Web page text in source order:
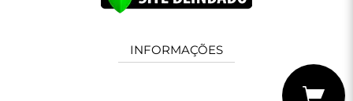
INFORMAÇÕES